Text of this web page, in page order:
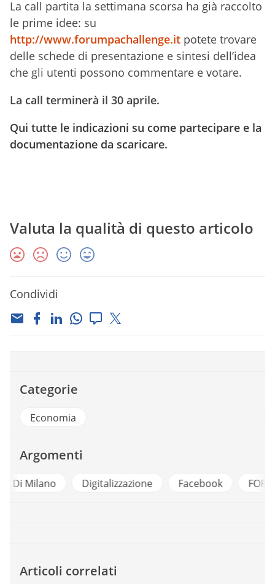
La call partita la settimana scorsa ha già raccolto
le prime idee: su
http://www.forumpachallenge.it potete trovare
delle schede di presentazione e sintesi dell’idea
che gli utenti possono commentare e votare.
La call terminerà il 30 aprile.
Qui tutte le indicazioni su come partecipare e la
documentazione da scaricare.
Valuta la qualità di questo articolo
Condividi
Categorie
Economia
Argomenti
Digitalizzazione Facebook FORUM PA
Articoli correlati